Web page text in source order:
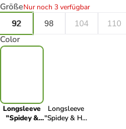
GrößeNur noch 3 verfügbar
92
98 104 110
Color
Longsleeve
"Spidey &
Longsleeve
"Spidey & His